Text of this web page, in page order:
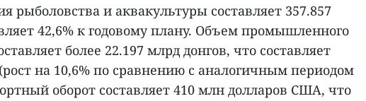
рыболовства и аквакультуры составляет 357.857
42,6% к годовому плану. Объем промышленного
более 22.197 млрд донгов, что составляет
на 10,6% по сравнению с аналогичным периодом
оборот составляет 410 млн долларов США, что